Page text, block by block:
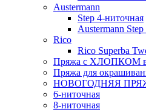
Austermann
Step 4-ниточная
Austermann
Rico
Rico Superba
Пряжа с ХЛОПКОМ в
Пряжа для
НОВОГОДНЯЯ
6-ниточная
8-ниточная